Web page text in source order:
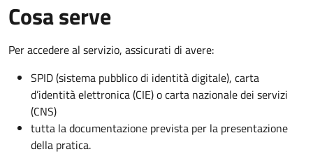
Cosa serve
Per accedere al servizio, assicurati di avere:
SPID (sistema pubblico di identità digitale), carta
d’identità elettronica (CIE) o carta nazionale dei servizi
(CNS)
tutta la documentazione prevista per la presentazione
della pratica.